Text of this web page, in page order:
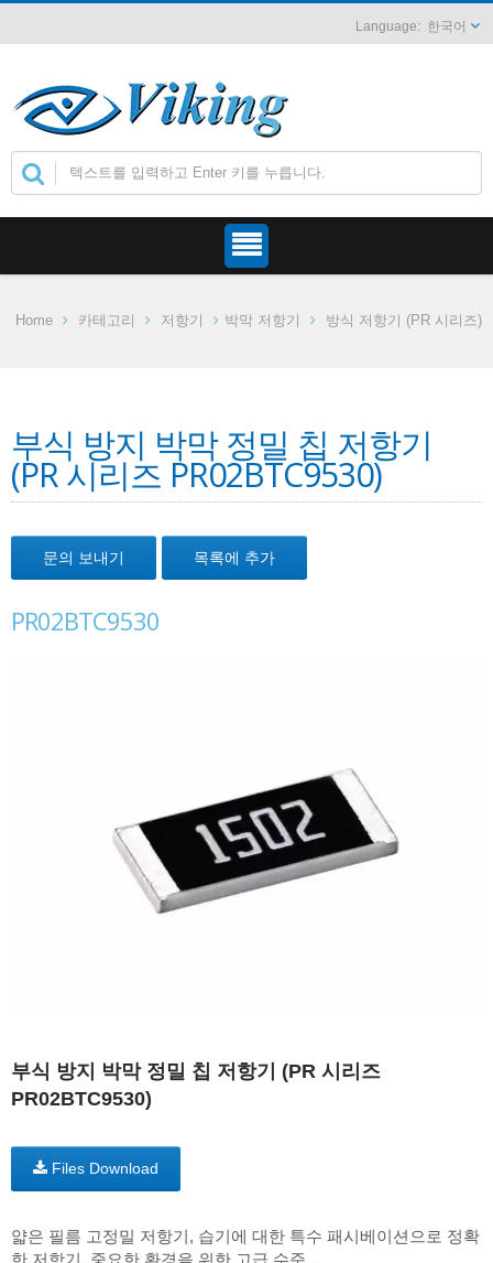
한국어
Home 카테고리 저항기 박막 저항기 방식 저항기 (PR 시리즈)
부식 방지 박막 정밀 칩 저항기
(PR 시리즈 PR02BTC9530)
문의 보내기 목록에 추가
PR02BTC9530
부식 방지 박막 정밀 칩 저항기 (PR 시리즈
PR02BTC9530)
Files Download
얇은 필름 고정밀 저항기, 습기에 대한 특수 패시베이션으로 정확
한 저항기, 중요한 환경을 위한 고급 수준.